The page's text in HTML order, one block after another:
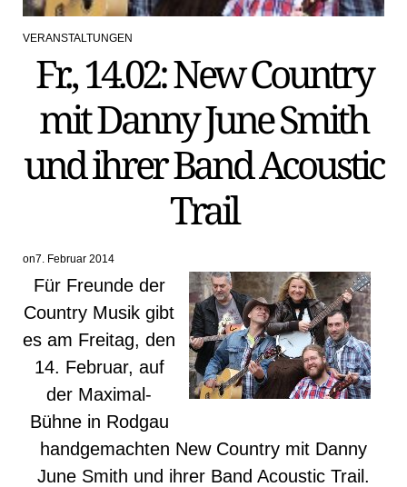
POSTED
VERANSTALTUNGEN
Fr., 14.02: New Country
mit Danny June Smith
und ihrer Band Acoustic
Trail
on7. Februar 2014
Für Freunde der
Country Musik gibt
es am Freitag, den
14. Februar, auf
der Maximal-
Bühne in Rodgau
handgemachten New Country mit Danny
June Smith und ihrer Band Acoustic Trail.